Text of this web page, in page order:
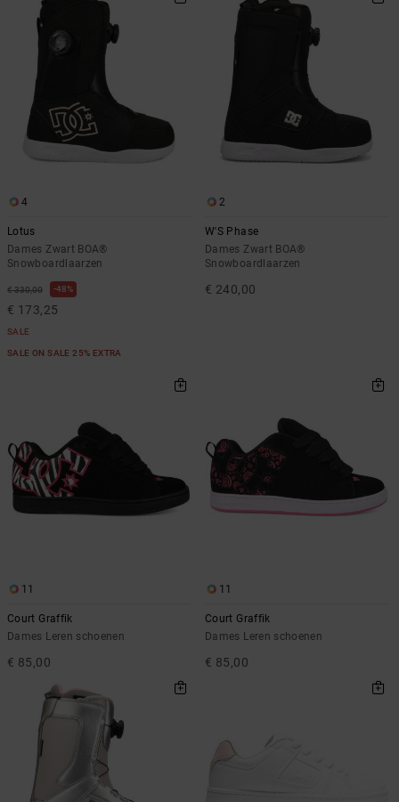
4
Lotus
Dames Zwart BOA®
Snowboardlaarzen
€ 330,00 48%
€ 173,25
SALE
SALE ON SALE 25% EXTRA
2
W'S Phase
Dames Zwart BOA®
Snowboardlaarzen
€ 240,00
11
Court Graffik
Dames Leren schoenen
€ 85,00
11
Court Graffik
Dames Leren schoenen
€ 85,00